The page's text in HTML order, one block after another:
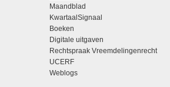
Maandblad
KwartaalSignaal
Boeken
Digitale uitgaven
Rechtspraak Vreemdelingenrecht
UCERF
Weblogs